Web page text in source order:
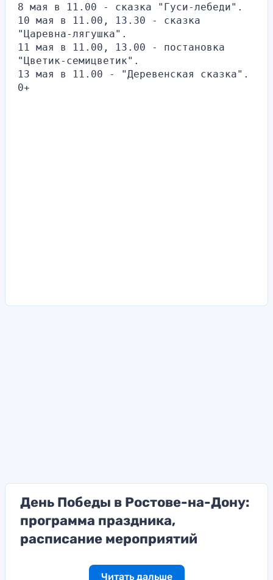
8 мая в 11.00 - сказка "Гуси-лебеди".
10 мая в 11.00, 13.30 - сказка
"Царевна-лягушка".
11 мая в 11.00, 13.00 - постановка
"Цветик-семицветик".
13 мая в 11.00 - "Деревенская сказка".
0+
День Победы в Ростове-на-Дону:
программа праздника,
расписание мероприятий
Читать дальше